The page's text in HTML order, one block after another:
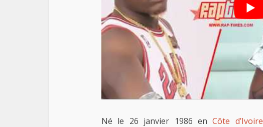
Né le 26 janvier 1986 enCôte d’Ivoire